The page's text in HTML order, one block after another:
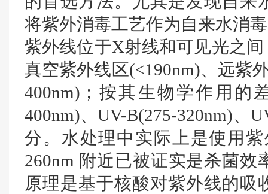
将紫外消毒工艺作为自来水消
紫外线位于X射线和可见光之
真空紫外线区(<190nm)、远紫
400nm)；按其生物学作用的
400nm)、UV-B(275-320nm)、
分。水处理中实际上是使用
260nm 附近已被证实是杀菌
原理是基于核酸对紫外线的吸